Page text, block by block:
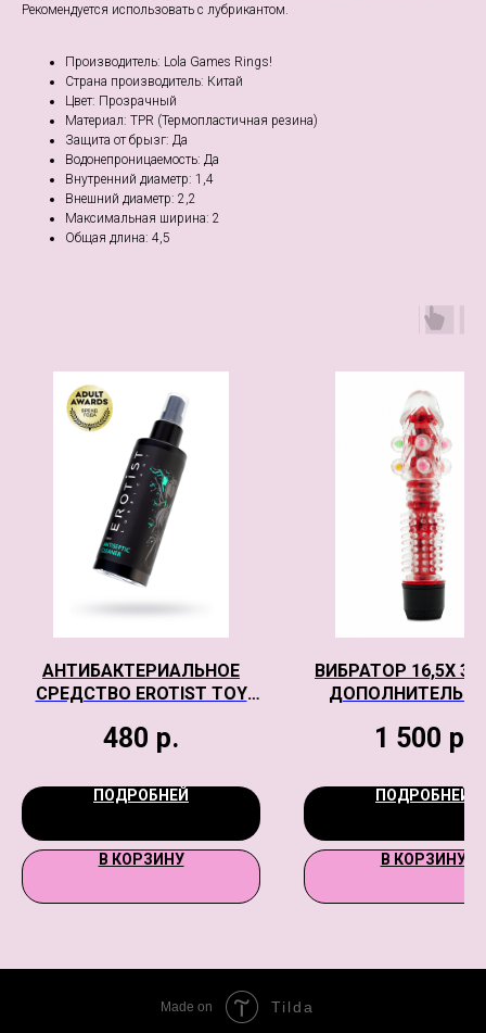
Рекомендуется использовать с лубрикантом.
Производитель: Lola Games Rings!
Страна производитель: Китай
Цвет: Прозрачный
Материал: TPR (Термопластичная резина)
Защита от брызг: Да
Водонепроницаемость: Да
Внутренний диаметр: 1,4
Внешний диаметр: 2,2
Максимальная ширина: 2
Общая длина: 4,5
АНТИБАКТЕРИАЛЬНОЕ
СРЕДСТВО EROTIST TOY
ИГРУШЕК 150 МЛ
480 р.
ПОДРОБНЕЙ
В КОРЗИНУ
ВИБРАТОР 16,5Х
1 500 р.
ПОДРОБНЕЙ
В КОРЗИНУ
Made on Tilda